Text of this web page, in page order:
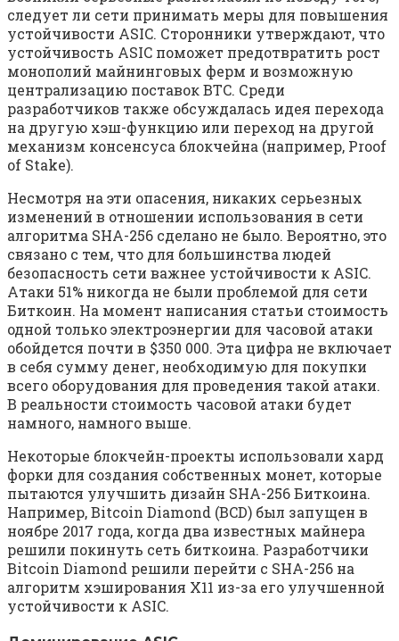
следует ли сети принимать меры для повышения
устойчивости ASIC. Сторонники утверждают, что
устойчивость ASIC поможет предотвратить рост
монополий майнинговых ферм и возможную
централизацию поставок BTC. Среди
разработчиков также обсуждалась идея перехода
на другую хэш-функцию или переход на другой
механизм консенсуса блокчейна (например, Proof
of Stake).
Несмотря на эти опасения, никаких серьезных
изменений в отношении использования в сети
алгоритма SHA-256 сделано не было. Вероятно, это
связано с тем, что для большинства людей
безопасность сети важнее устойчивости к ASIC.
Атаки 51% никогда не были проблемой для сети
Биткоин. На момент написания статьи стоимость
одной только электроэнергии для часовой атаки
обойдется почти в $350 000. Эта цифра не включает
в себя сумму денег, необходимую для покупки
всего оборудования для проведения такой атаки.
В реальности стоимость часовой атаки будет
намного, намного выше.
Некоторые блокчейн-проекты использовали хард
форки для создания собственных монет, которые
пытаются улучшить дизайн SHA-256 Биткоина.
Например, Bitcoin Diamond (BCD) был запущен в
ноябре 2017 года, когда два известных майнера
решили покинуть сеть биткоина. Разработчики
Bitcoin Diamond решили перейти с SHA-256 на
алгоритм хэширования X11 из-за его улучшенной
устойчивости к ASIC.